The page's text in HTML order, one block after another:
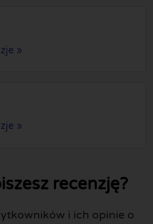
»
»
recenzję?
i ich opinie o